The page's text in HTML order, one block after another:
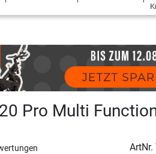
Pro Multi
ArtNr.